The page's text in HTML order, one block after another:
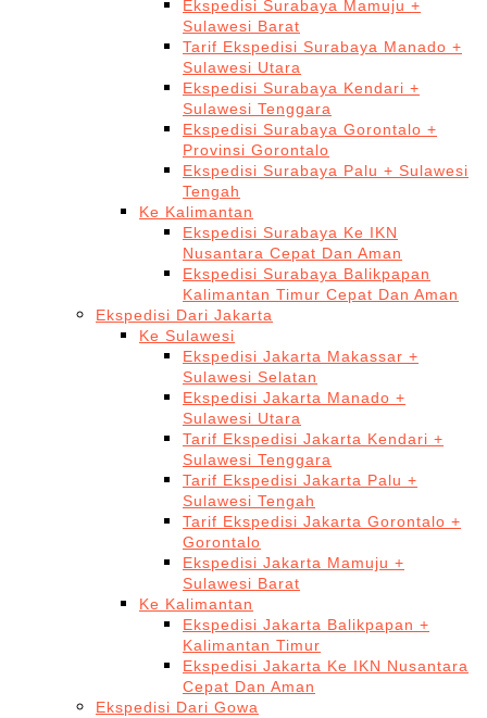
Ekspedisi Surabaya Mamuju +
Sulawesi Barat
Tarif Ekspedisi Surabaya Manado +
Sulawesi Utara
Ekspedisi Surabaya Kendari +
Sulawesi Tenggara
Ekspedisi Surabaya Gorontalo +
Provinsi Gorontalo
Ekspedisi Surabaya Palu + Sulawesi
Tengah
Ke Kalimantan
Ekspedisi Surabaya Ke IKN
Nusantara Cepat Dan Aman
Ekspedisi Surabaya Balikpapan
Kalimantan Timur Cepat Dan Aman
Ekspedisi Dari Jakarta
Ke Sulawesi
Ekspedisi Jakarta Makassar +
Sulawesi Selatan
Ekspedisi Jakarta Manado +
Sulawesi Utara
Tarif Ekspedisi Jakarta Kendari +
Sulawesi Tenggara
Tarif Ekspedisi Jakarta Palu +
Sulawesi Tengah
Tarif Ekspedisi Jakarta Gorontalo +
Gorontalo
Ekspedisi Jakarta Mamuju +
Sulawesi Barat
Ke Kalimantan
Ekspedisi Jakarta Balikpapan +
Kalimantan Timur
Ekspedisi Jakarta Ke IKN Nusantara
Cepat Dan Aman
Ekspedisi Dari Gowa